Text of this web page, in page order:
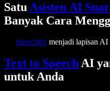
Satu Asisten AI
Banyak Cara
Speechify menjadi lapisan AI
Text to Speech AI
untuk Anda